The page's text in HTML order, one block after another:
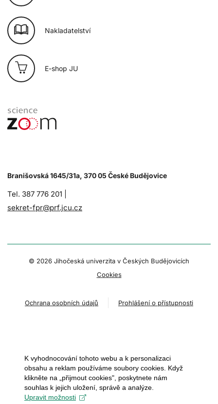
Nakladatelství
E-shop JU
Branišovská 1645/31a, 370 05 České Budějovice
Tel. 387 776 201 |
sekret-fpr@prf.jcu.cz
© 2026 Jihočeská univerzita v Českých Budějovicích
Cookies
Ochrana osobních údajů Prohlášení o přístupnosti
K vyhodnocování tohoto webu a k personalizaci
obsahu a reklam používáme soubory cookies. Když
klikněte na „přijmout cookies", poskytnete nám
souhlas k jejich uložení, správě a analýze.
Upravit možnosti